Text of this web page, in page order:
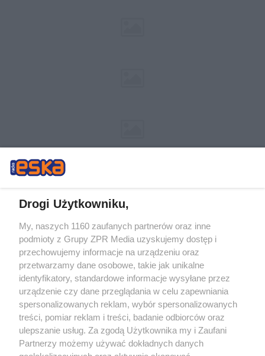
Żaden utwór zamieszczony w serwisie nie może być powielany i
rozpowszechniany lub dalej rozpowszechniany w jakikolwiek sposób (w
tym także elektroniczny lub mechaniczny) na jakimkolwiek polu
eksploatacji w jakiejkolwiek formie, włącznie z umieszczaniem w Internecie
bez pisemnej zgody właściciela praw. Jakiekolwiek użycie lub
wykorzystanie utworów w całości lub w części z naruszeniem prawa, tzn.
bez właściwej zgody, jest zabronione pod groźbą kary i może być ścigane
prawnie.
Drogi Użytkowniku,
My, naszych 1160 zaufanych partnerów oraz inne
podmioty z Grupy ZPR Media uzyskujemy dostęp i
przechowujemy informacje na urządzeniu oraz
przetwarzamy dane osobowe, takie jak unikalne
identyfikatory, standardowe informacje wysyłane przez
urządzenie czy dane przeglądania w celu zapewniania
spersonalizowanych reklam, wybór spersonalizowanych
treści, pomiar reklam i treści, badanie odbiorców oraz
ulepszanie usług. Za zgodą Użytkownika my i Zaufani
Partnerzy możemy używać dokładnych danych